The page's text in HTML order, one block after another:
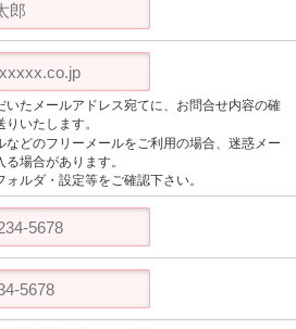
たメールアドレス宛てに、お問合せ内容の確
いたします。
どのフリーメールをご利用の場合、迷惑メー
場合があります。
ルダ・設定等をご確認下さい。